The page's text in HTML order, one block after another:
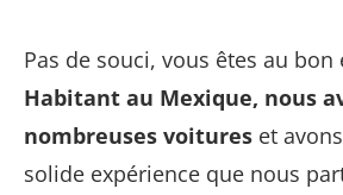
Pas de souci, vous êtes au bon
Habitant au Mexique, nous
nombreuses voitures et
solide expérience que nous